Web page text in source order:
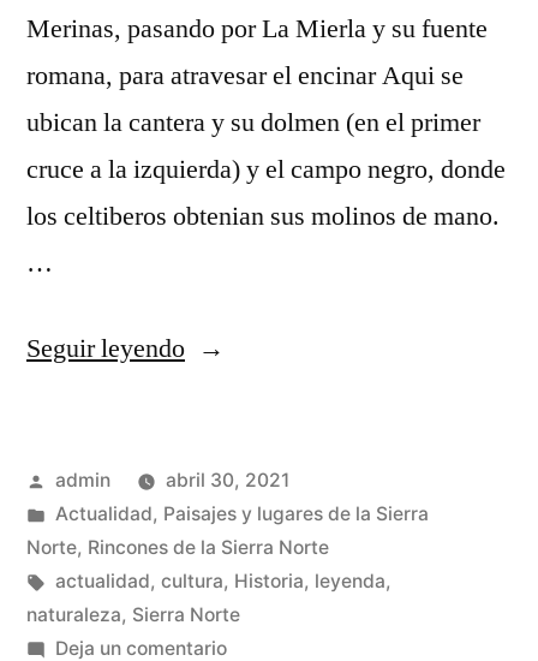
Merinas, pasando por La Mierla y su fuente
romana, para atravesar el encinar Aqui se
ubican la cantera y su dolmen (en el primer
cruce a la izquierda) y el campo negro, donde
los celtiberos obtenian sus molinos de mano.
…
Seguir leyendo«Un
Publicado
por
admin
abril 30, 2021
Publicado
en
Actualidad, Paisajes y lugares de la Sierra
Norte, Rincones de la Sierra Norte
Etiquetas:
actualidad, cultura, Historia, leyenda,
naturaleza, Sierra Norte
Deja un comentarioen